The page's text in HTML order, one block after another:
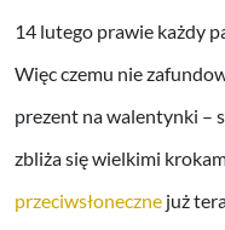
14 lutego prawie każdy
Więc czemu nie
prezent na walentynki –
zbliża się wielkimi
przeciwsłoneczne już